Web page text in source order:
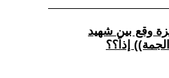
غزة وقع بين شهيد
إذاً؟؟